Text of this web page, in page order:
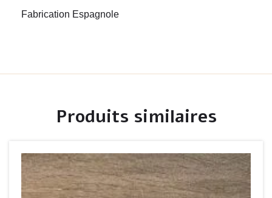
Fabrication Espagnole
Produits similaires